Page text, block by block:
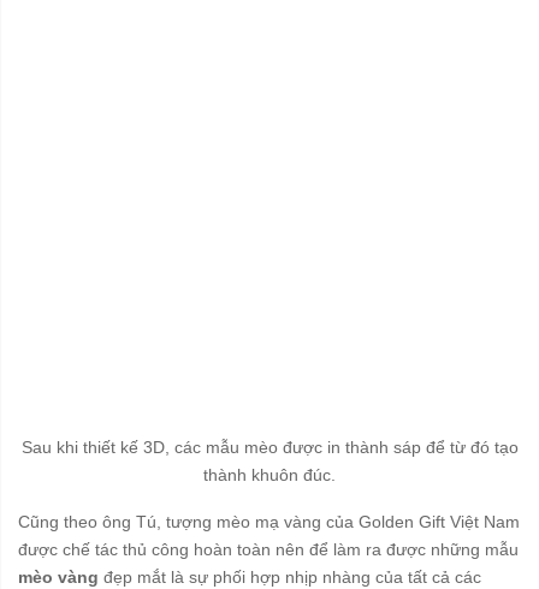
Sau khi thiết kế 3D, các mẫu mèo được in thành sáp để từ đó tạo
thành khuôn đúc.
Cũng theo ông Tú, tượng mèo mạ vàng của Golden Gift Việt Nam
được chế tác thủ công hoàn toàn nên để làm ra được những mẫu
mèo vàng đẹp mắt là sự phối hợp nhịp nhàng của tất cả các